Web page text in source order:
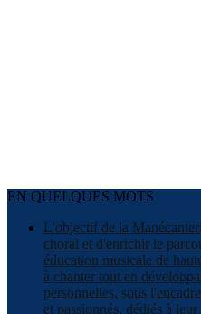
EN QUELQUES MOTS
L'objectif de la
choral et d'enrichir le
éducation musicale de
à chanter tout en
personnelles, sous
et passionnés, dédiés à